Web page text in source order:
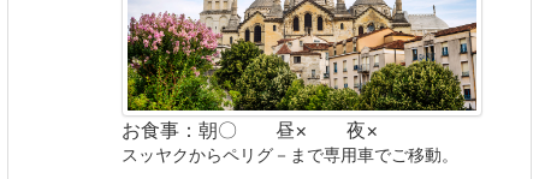
お食事：朝〇 昼× 夜×
スッヤクからペリグ－まで専用車でご移動。